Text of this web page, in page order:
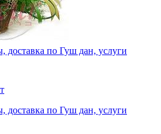
по Гуш дан, услуги
по Гуш дан, услуги